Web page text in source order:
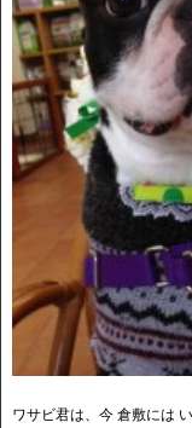
ワサビ君は、今 倉敷には